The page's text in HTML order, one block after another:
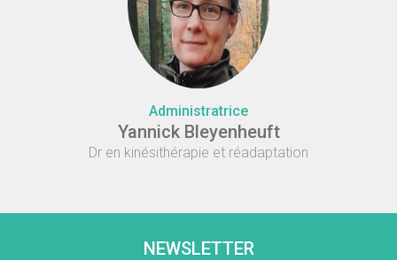
Administratrice
Yannick Bleyenheuft
Dr en kinésithérapie et réadaptation
NEWSLETTER